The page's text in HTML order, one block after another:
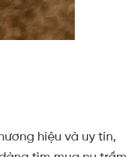
hiệu và uy tín,